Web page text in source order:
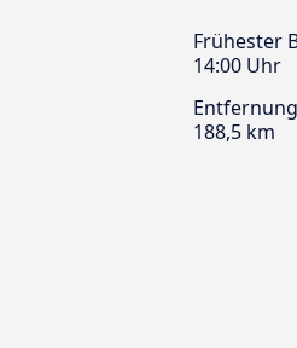
Frühester
14:00 Uhr
Entfernung
188,5 km